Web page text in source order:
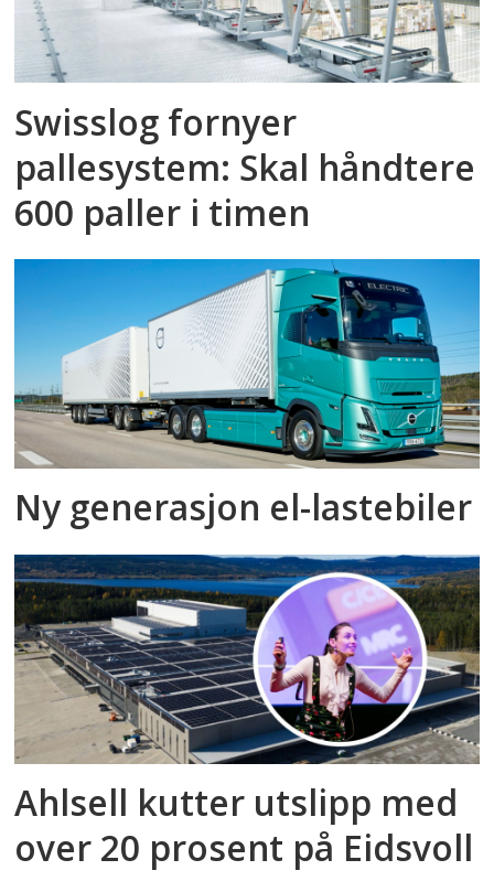
Swisslog fornyer
pallesystem: Skal håndtere
600 paller i timen
Ny generasjon el-lastebiler
Ahlsell kutter utslipp med
over 20 prosent på Eidsvoll